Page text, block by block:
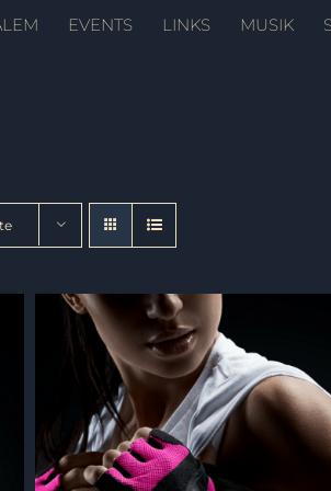
EVENTS LINKS MUSIK